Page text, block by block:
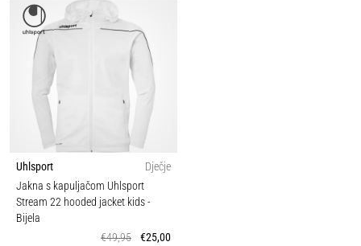
Uhlsport
Dječje
Jakna s kapuljačom Uhlsport
Stream 22 hooded jacket kids-
Bijela
€49,95
€25,00